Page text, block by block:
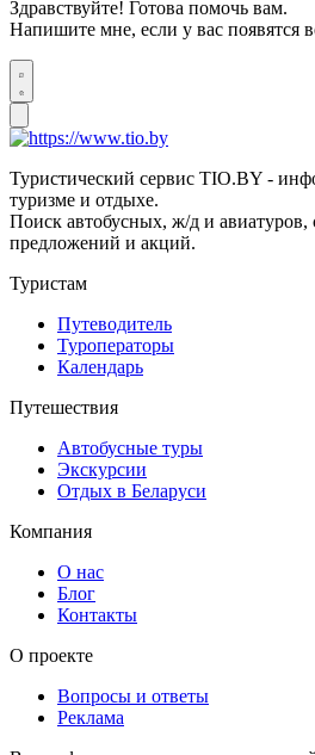
Здравствуйте! Готова помочь вам.
Напишите мне, если у вас появятся
Туристический сервис TIO.BY -
туризме и отдыхе.
Поиск автобусных, ж/д и авиатуров,
предложений и акций.
Туристам
Путеводитель
Туроператоры
Календарь
Путешествия
Автобусные туры
Экскурсии
Отдых в Беларуси
Компания
О нас
Блог
Контакты
О проекте
Вопросы и ответы
Реклама